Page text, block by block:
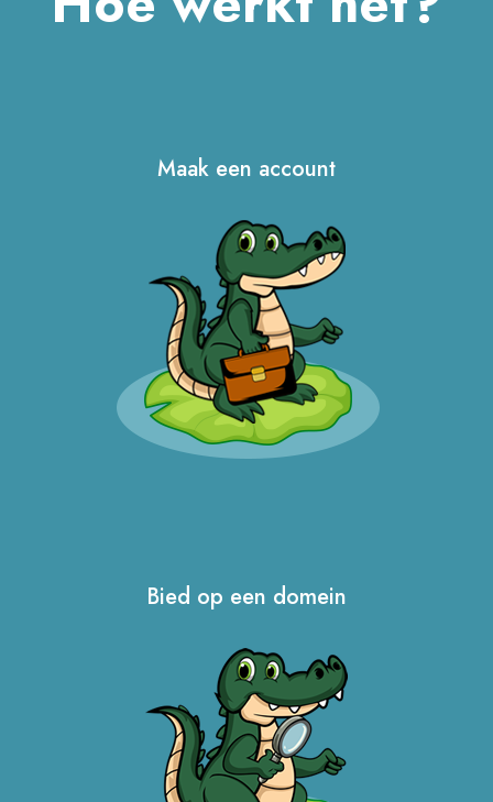
Maak een account
Bied op een domein